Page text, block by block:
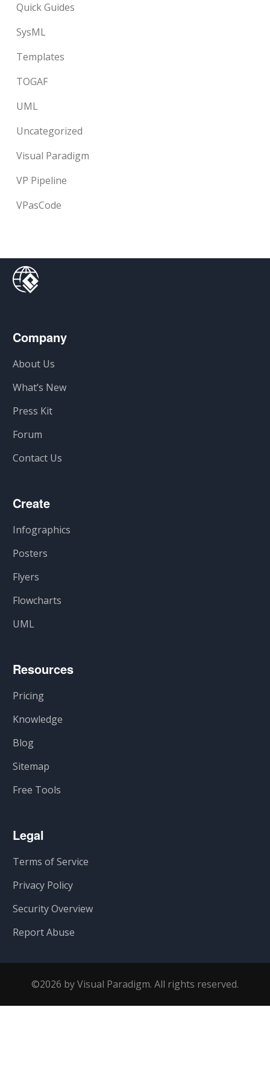
Quick Guides
SysML
Templates
TOGAF
UML
Uncategorized
Visual Paradigm
VP Pipeline
VPasCode
Company
About Us
What’s New
Press Kit
Forum
Contact Us
Create
Infographics
Posters
Flyers
Flowcharts
UML
Resources
Pricing
Knowledge
Blog
Sitemap
Free Tools
Legal
Terms of Service
Privacy Policy
Security Overview
Report Abuse
©2026 by Visual Paradigm. All rights reserved.